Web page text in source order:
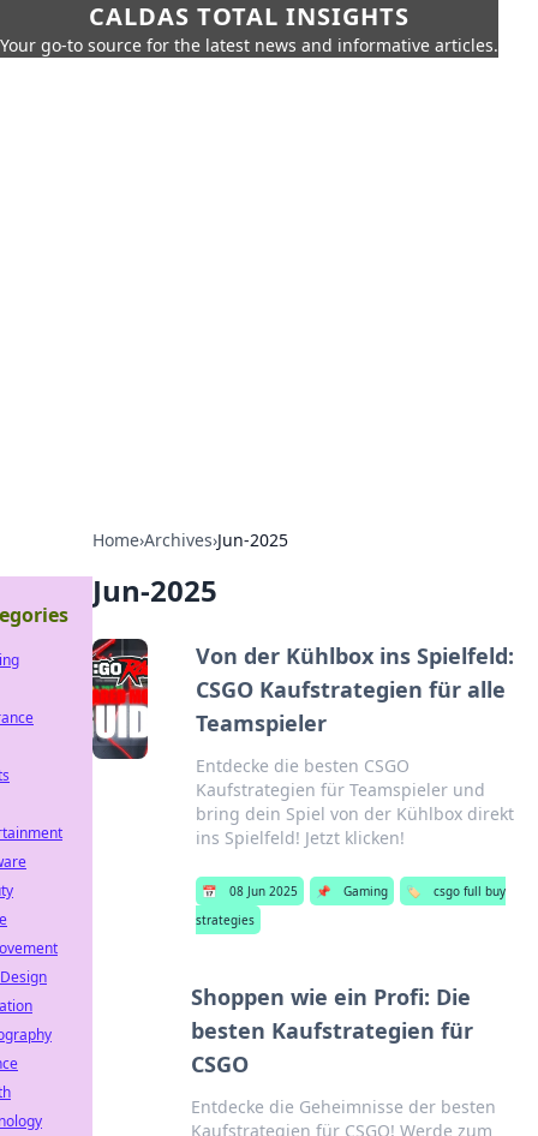
CALDAS TOTAL INSIGHTS
Your go-to source for the latest news and informative articles.
Home›Archives›Jun-2025
Jun-2025
Von der Kühlbox ins Spielfeld:
CSGO Kaufstrategien für alle
Teamspieler
Entdecke die besten CSGO
Kaufstrategien für Teamspieler und
bring dein Spiel von der Kühlbox direkt
ins Spielfeld! Jetzt klicken!
📅 08 Jun 2025 📌 Gaming 🏷️
csgo full buy
strategies
Shoppen wie ein Profi: Die
besten Kaufstrategien für
CSGO
Entdecke die Geheimnisse der besten
Kaufstrategien für CSGO! Werde zum